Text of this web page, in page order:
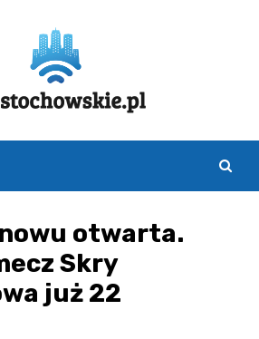
otwarta.
Skry
już 22